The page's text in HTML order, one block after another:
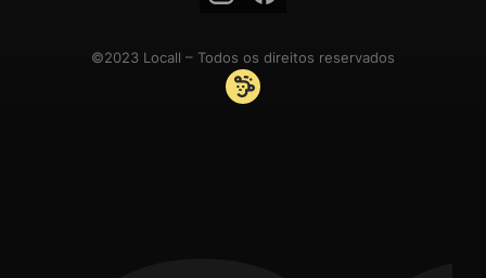
©2023 Locall – Todos os direitos reservados